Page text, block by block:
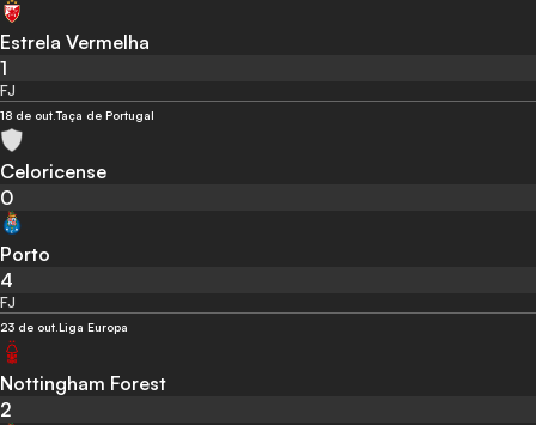
Estrela Vermelha
1
FJ
18 de out.Taça de Portugal
Celoricense
0
Porto
4
FJ
23 de out. Liga Europa
Nottingham Forest
2